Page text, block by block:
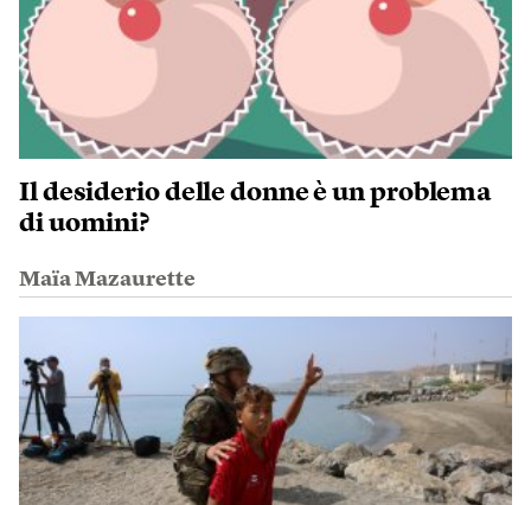
Il desiderio delle donne è un problema
di uomini?
Maïa Mazaurette